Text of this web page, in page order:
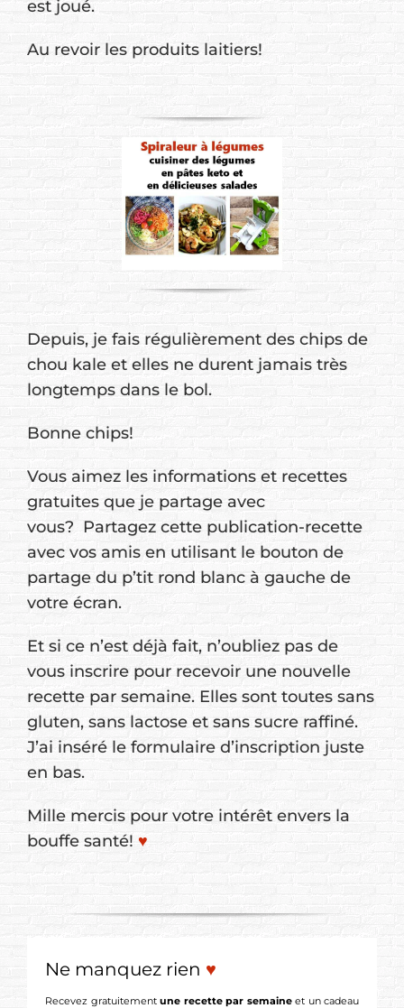
est joué.
Au revoir les produits laitiers!
Depuis, je fais régulièrement des chips de
chou kale et elles ne durent jamais très
longtemps dans le bol.
Bonne chips!
Vous aimez les informations et recettes
gratuites que je partage avec
vous? Partagez cette publication-recette
avec vos amis en utilisant le bouton de
partage du p’tit rond blanc à gauche de
votre écran.
Et si ce n’est déjà fait, n’oubliez pas de
vous inscrire pour recevoir une nouvelle
recette par semaine. Elles sont toutes sans
gluten, sans lactose et sans sucre raffiné.
J’ai inséré le formulaire d’inscription juste
en bas.
Mille mercis pour votre intérêt envers la
bouffe santé! ♥
Ne manquez rien ♥
Recevez gratuitement une recette par semaineet un cadeau